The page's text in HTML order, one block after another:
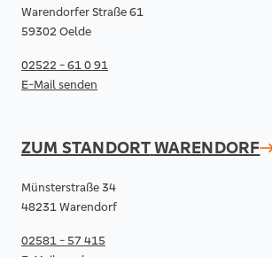
Warendorfer Straße 61
59302 Oelde
02522 - 61 0 91
E-Mail senden
ZUM STANDORTWARENDORF
Münsterstraße 34
48231 Warendorf
02581 - 57 415